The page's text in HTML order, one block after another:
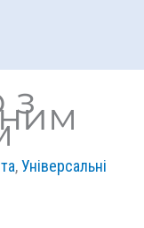
з
,Універсальні